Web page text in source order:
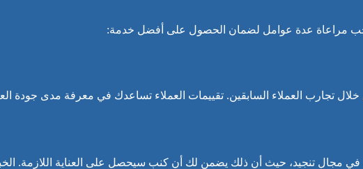
مراعاة عدة عوامل لضمان الحصول على أفضل خدمة:
تجارب العملاء السابقين. تقييمات العملاء تساعدك في معرفة مدى جودة
مجال تنجيد، حيث أن ذلك يضمن لك أن كنب سيحصل على العناية اللازمة.